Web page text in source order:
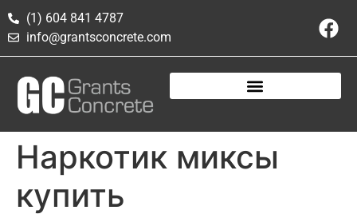
(1) 604 841 4787
info@grantsconcrete.com
Наркотик миксы
купить